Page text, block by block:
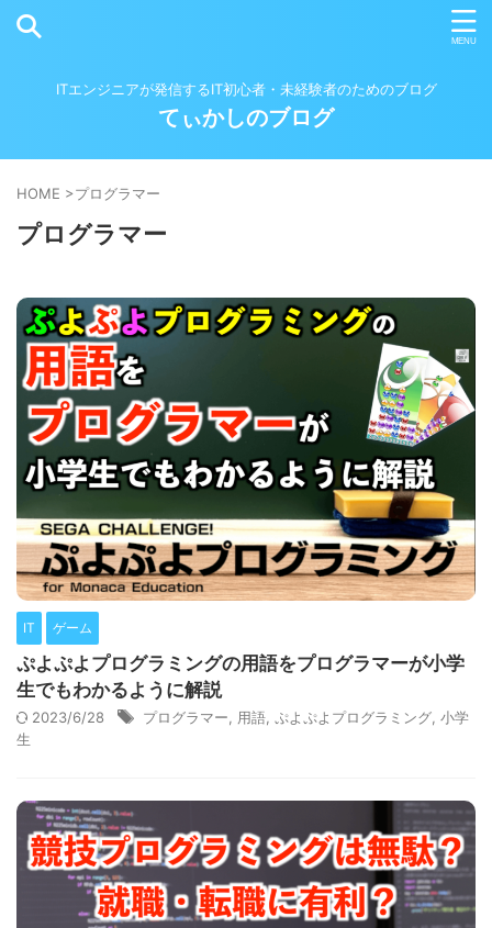
ITエンジニアが発信するIT初心者・未経験者のためのブログ
てぃかしのブログ
HOME >プログラマー
プログラマー
IT ゲーム
ぷよぷよプログラミングの用語をプログラマーが小学
生でもわかるように解説
2023/6/28 プログラマー 用語 ぷよぷよプログラミング 小学
生